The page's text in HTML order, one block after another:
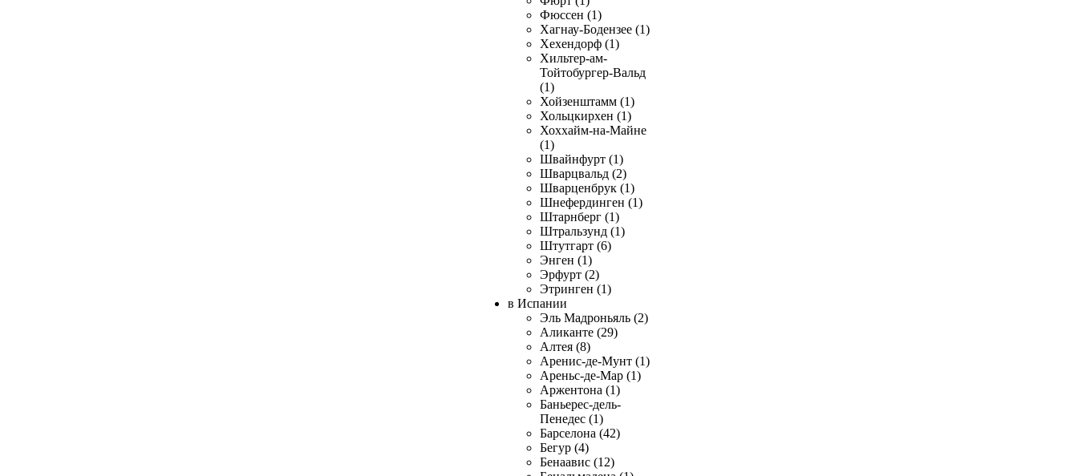
Фюссен (1)
Хагнау-Бодензее (1)
Хехендорф (1)
Хильтер-ам-
Тойтобургер-Вальд
(1)
Хойзенштамм (1)
Хольцкирхен (1)
Хоххайм-на-Майне
(1)
Швайнфурт (1)
Шварцвальд (2)
Шварценбрук (1)
Шнефердинген (1)
Штарнберг (1)
Штральзунд (1)
Штутгарт (6)
Энген (1)
Эрфурт (2)
Этринген (1)
в Испании
Эль Мадроньяль (2)
Аликанте (29)
Алтея (8)
Аренис-де-Мунт (1)
Ареньс-де-Мар (1)
Аржентона (1)
Баньерес-дель-
Пенедес (1)
Барселона (42)
Бегур (4)
Бенаавис (12)